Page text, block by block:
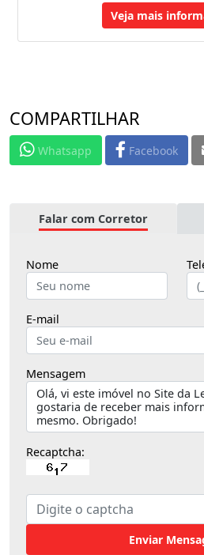
Veja mais
COMPARTILHAR
Whatsapp Facebook
Falar com Corretor
Nome
E-mail
Mensagem
Recaptcha:
Enviar